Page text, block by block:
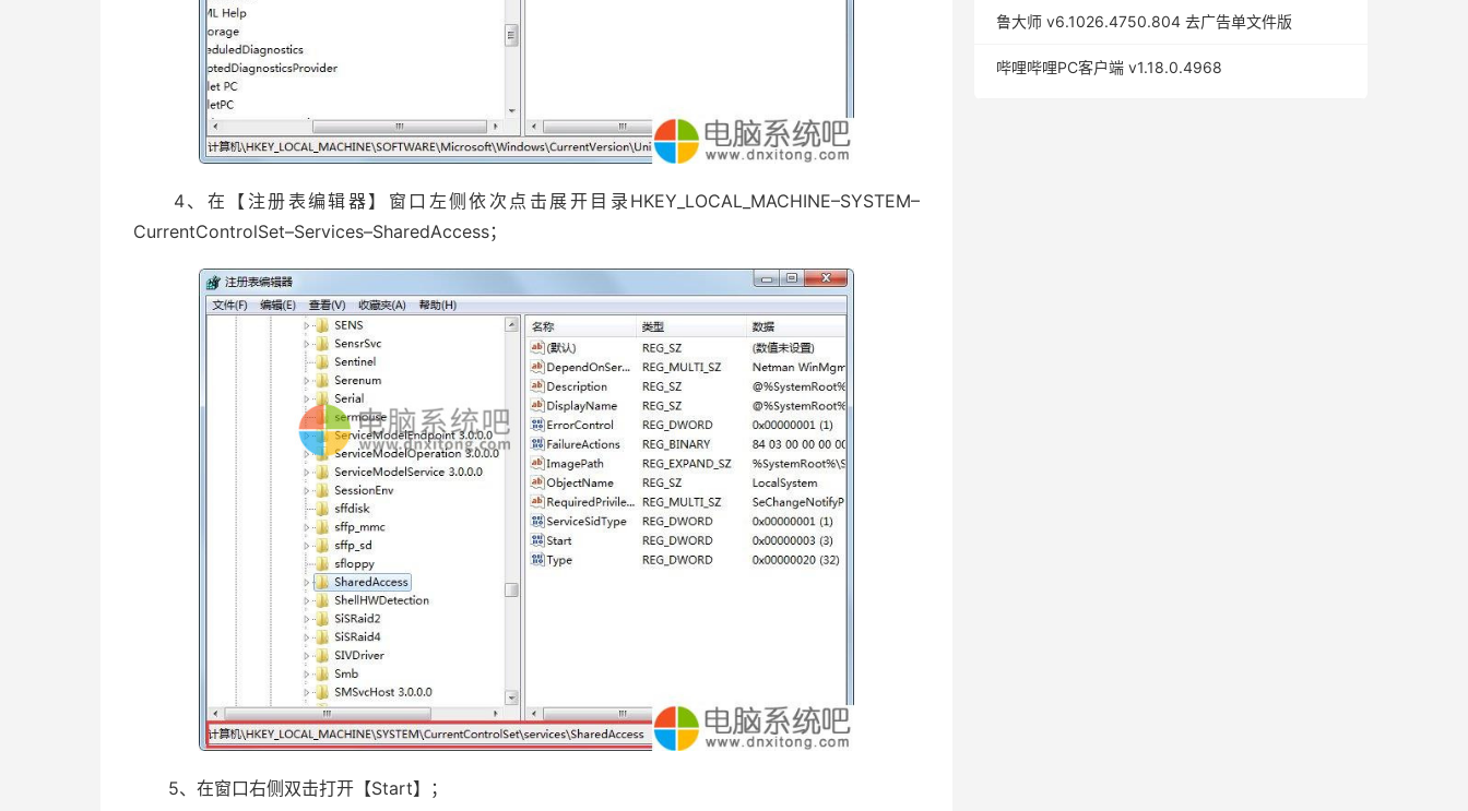
4、在【注册表编辑器】窗口左侧依次点击展开目录HKEY_LOCAL_MACHINE–SYSTEM–
CurrentControlSet–Services–SharedAccess；
5、在窗口右侧双击打开【Start】；
鲁大师 v6.1026.4750.804 去广告单文件版
哔哩哔哩PC客户端 v1.18.0.4968